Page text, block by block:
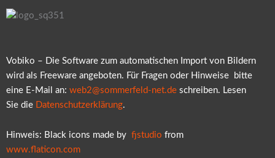
Vobiko – Die Software zum automatischen Import von Bildern
wird als Freeware angeboten. Für Fragen oder Hinweise bitte
eine E-Mail an: web2@sommerfeld-net.de schreiben. Lesen
Sie die Datenschutzerklärung.
Hinweis: Black icons made by fjstudio from
www.flaticon.com